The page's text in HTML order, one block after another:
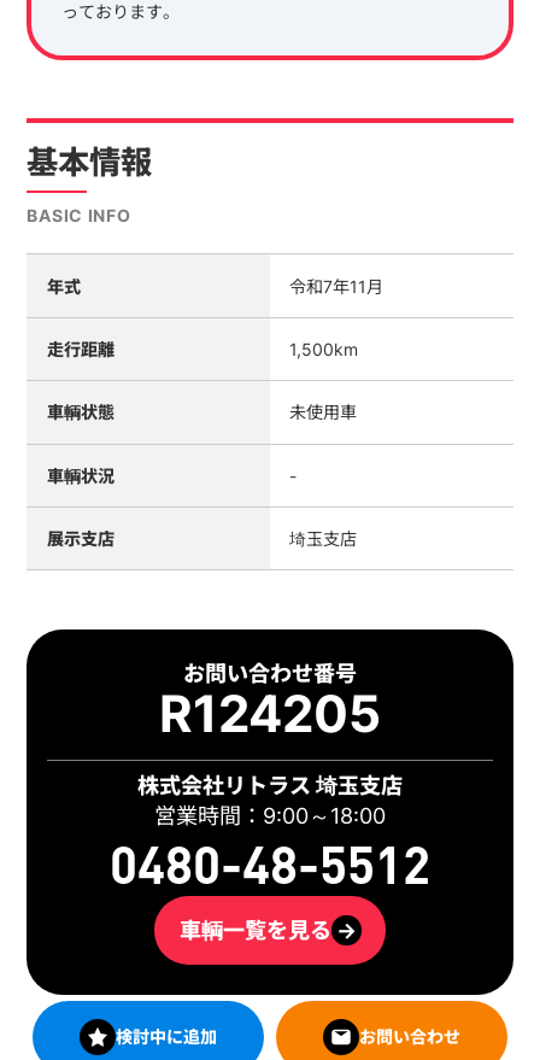
っております。
基本情報
BASIC INFO
年式 令和7年11月
走行距離 1,500km
車輌状態 未使用車
車輌状況 -
展示支店 埼玉支店
お問い合わせ番号
R124205
株式会社リトラス 埼玉支店
営業時間：9:00～18:00
0480-48-5512
車輌一覧を見る →
検討中に追加 お問い合わせ